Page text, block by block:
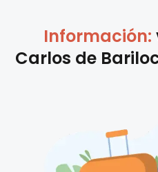
Información:
Carlos de